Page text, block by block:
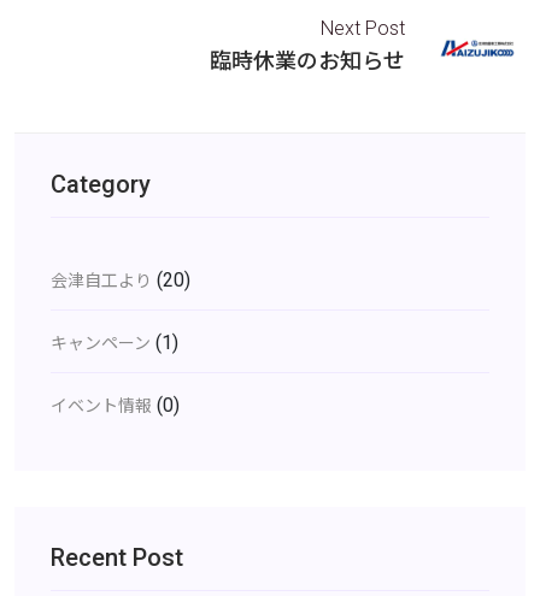
Next Post
臨時休業のお知らせ
Category
会津自工より (20)
キャンペーン (1)
イベント情報 (0)
Recent Post